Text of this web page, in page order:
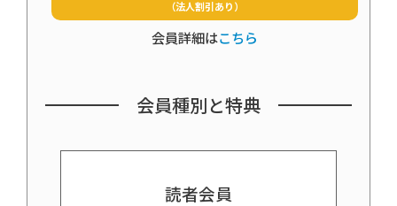
（法人割引あり）
会員詳細はこちら
会員種別と特典
読者会員